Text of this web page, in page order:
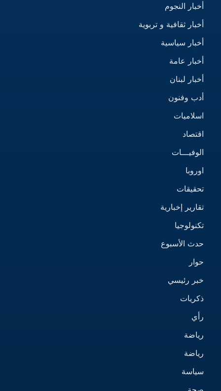
أخبار النجوم
أخبار ثقافية و تربوية
أخبار سياسية
أخبار عامة
أخبار لبنان
أدب وفنون
اسلاميات
اقتصاد
الوفيـــات
اوروبا
تحقيقات
تقارير إخبارية
تكنولوجيا
حدث الأسبوع
حوار
خبر رئيسي
ذكريات
رأي
رياضة
رياضة
سياسة